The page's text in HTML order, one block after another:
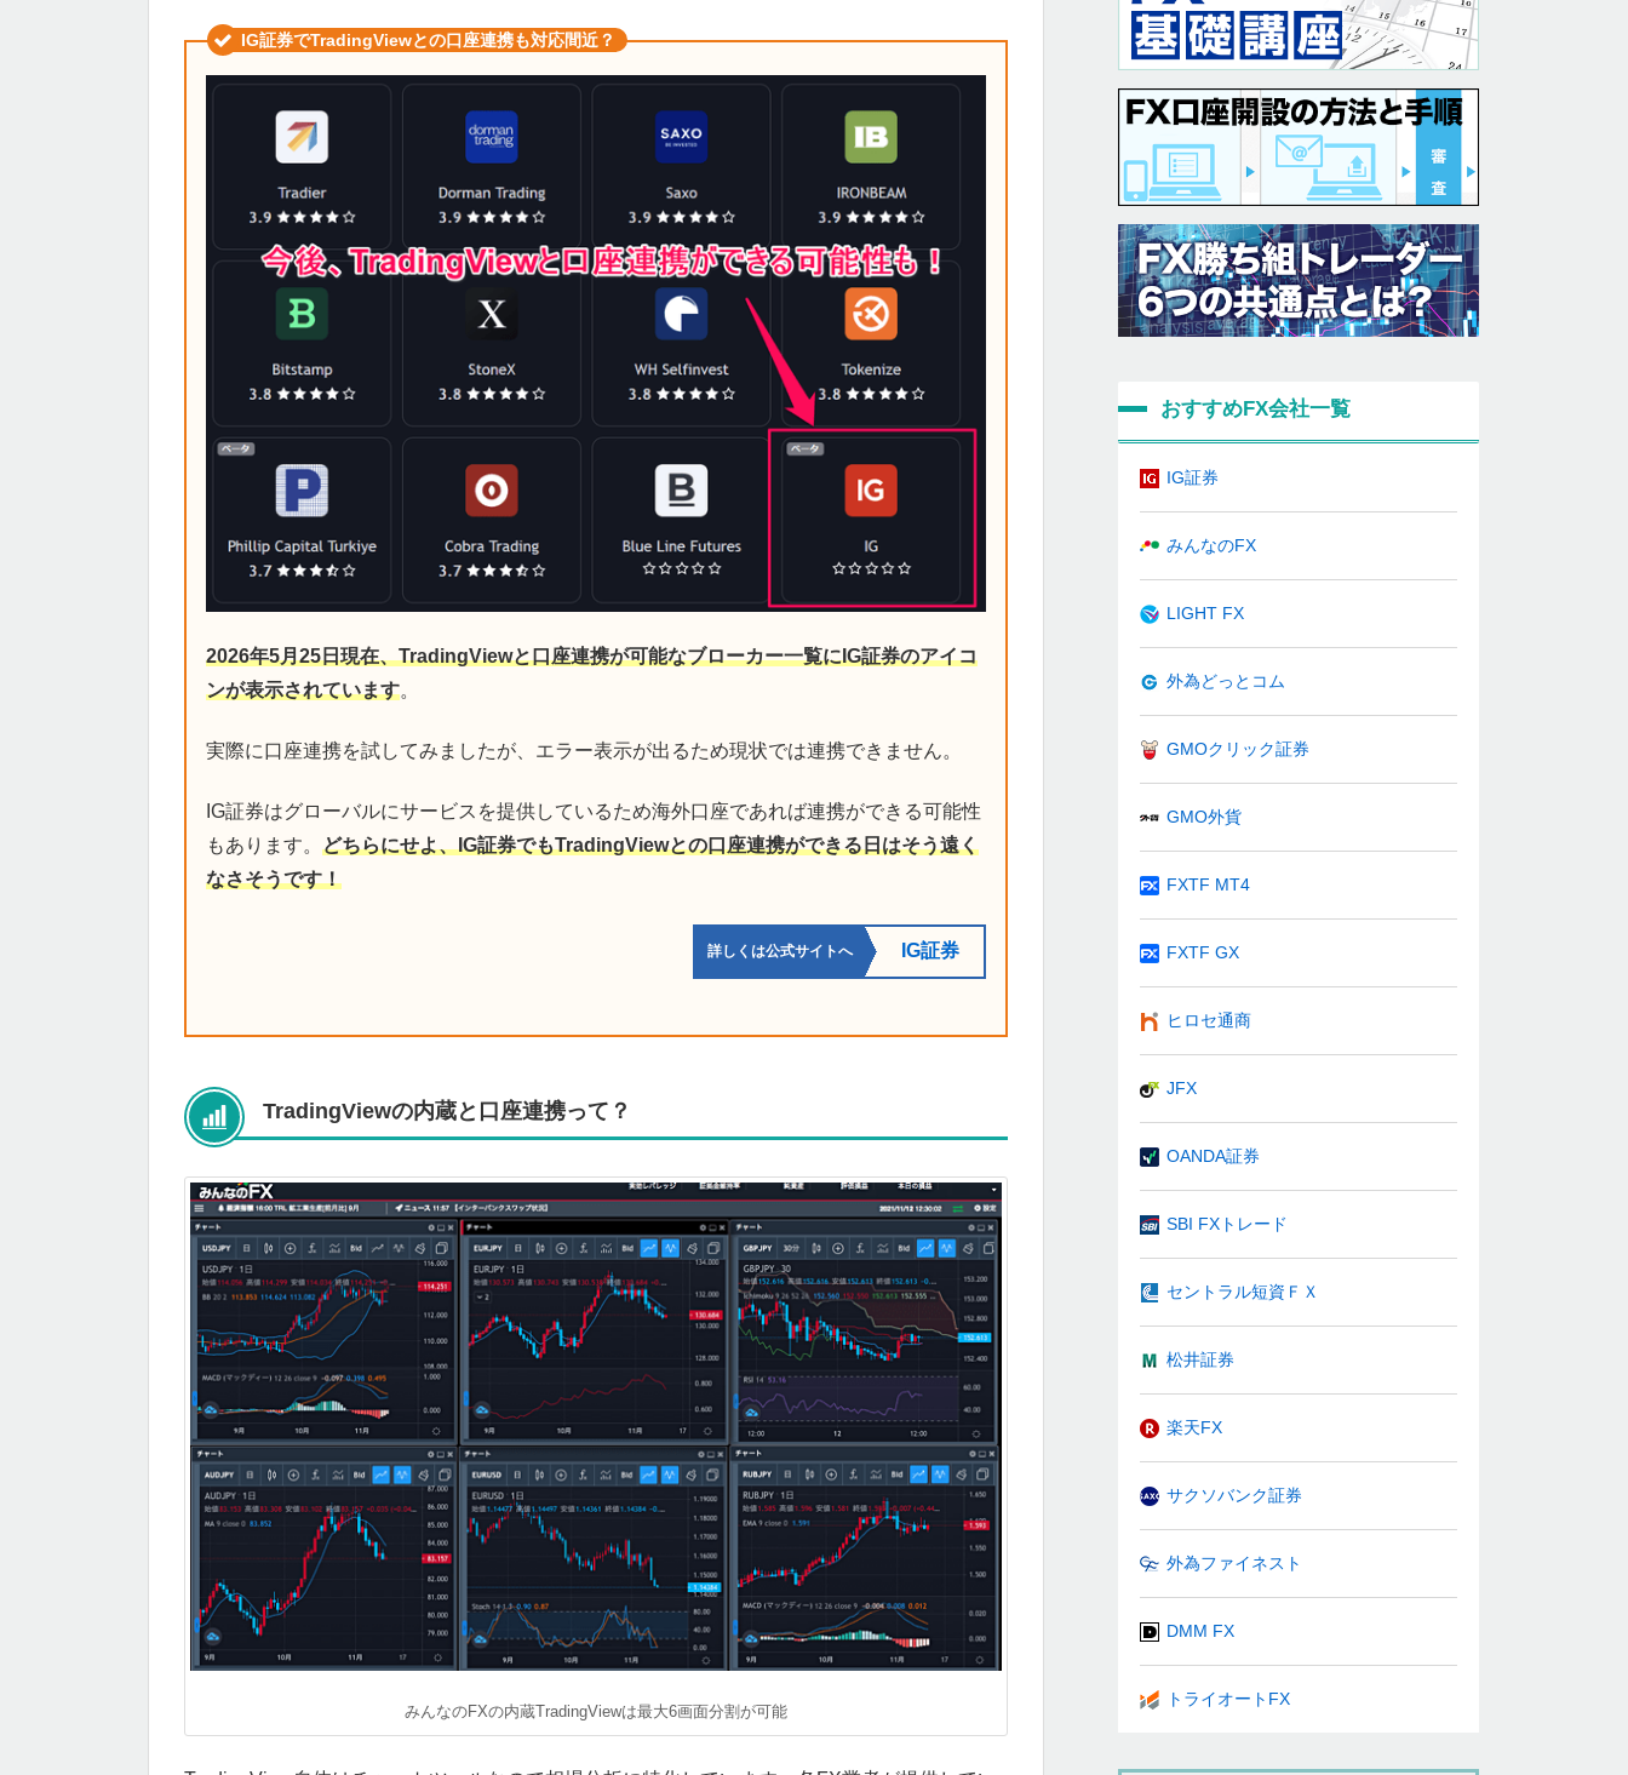
IG証券でTradingViewとの口座連携も対応間近？
2026年5月25日現在、TradingViewと口座連携が可能なブローカー一覧にIG証券のアイコ
ンが表示されています。
実際に口座連携を試してみましたが、エラー表示が出るため現状では連携できません。
IG証券はグローバルにサービスを提供しているため海外口座であれば連携ができる可能性
もあります。 どちらにせよ、IG証券でもTradingViewとの口座連携ができる日はそう遠く
なさそうです！
詳しくは公式サイトへ IG証券
TradingViewの内蔵と口座連携って？
みんなのFXの内蔵TradingViewは最大6画面分割が可能
おすすめFX会社一覧
IG証券
みんなのFX
LIGHT FX
外為どっとコム
GMOクリック証券
GMO外貨
FXTF MT4
FXTF GX
ヒロセ通商
JFX
OANDA証券
SBI FXトレード
セントラル短資ＦＸ
松井証券
楽天FX
サクソバンク証券
外為ファイネスト
DMM FX
トライオートFX